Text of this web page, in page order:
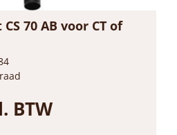
70 AB voor CT of
BTW